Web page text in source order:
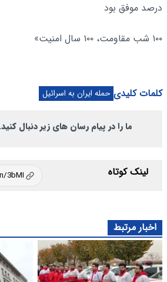
درصد موفق بود
۱۰۰ شب مقاومت، ۱۰۰ سال امنیت»
کلمات کلیدی حمله ایران به اسرائیل
ما را در پیام رسان های زیر دنبال کنید.
لینک کوتاه
اخبار مرتبط